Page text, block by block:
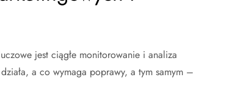
jest ciągłe monitorowanie i analiza
a co wymaga poprawy, a tym samym –